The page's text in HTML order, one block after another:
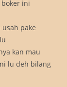
ini
usah pake
kan mau
lu deh bilang